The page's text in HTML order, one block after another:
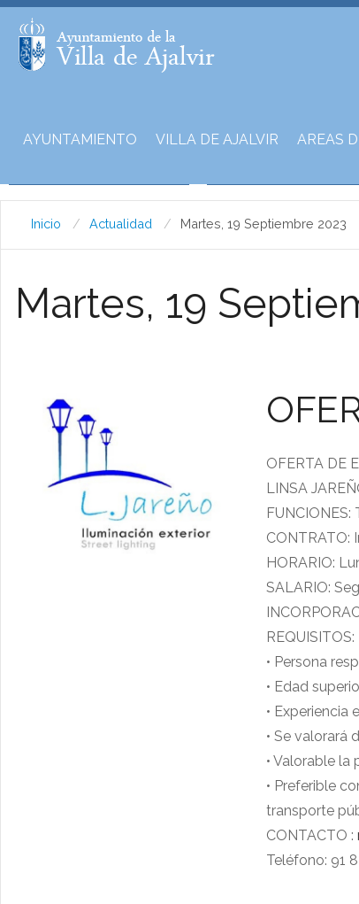
AYUNTAMIENTO VILLA DE AJALVIR AREAS
Inicio Actualidad Martes, 19 Septiembre 2023
Martes, 19
OFERTA DE
LINSA
CONTRATO:
HORARIO:
SALARIO:
REQUISITOS:
• Persona
• Edad
• Experiencia
• Se valorará
• Valorable
• Preferible
transporte
CONTACTO :
Teléfono: 91